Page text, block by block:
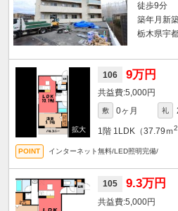
徒歩9分
築年月新
栃木県宇
106 9万円
5,000円
敷 0ヶ月 礼
1階 1LDK（37.79ｍ2
インターネット無料/LED照明完備/
105 9.3万円
5,000円